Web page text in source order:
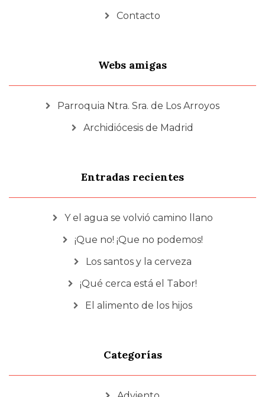
Contacto
Webs amigas
Parroquia Ntra. Sra. de Los Arroyos
Archidiócesis de Madrid
Entradas recientes
Y el agua se volvió camino llano
¡Que no! ¡Que no podemos!
Los santos y la cerveza
¡Qué cerca está el Tabor!
El alimento de los hijos
Categorías